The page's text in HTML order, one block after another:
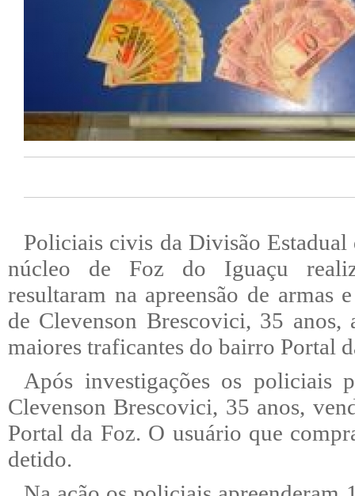
Policiais civis da Divisão
núcleo de Foz do Iguaçu
resultaram na apreensão de armas
de Clevenson Brescovici, 35 anos,
maiores traficantes do bairro Portal
Após investigações os policiais
Clevenson Brescovici, 35 anos,
Portal da Foz. O usuário que
detido.